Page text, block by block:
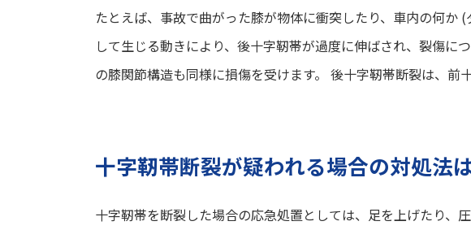
たとえば、事故で曲がった膝が物体に衝突したり、車内の何か
して生じる動きにより、後十字靭帯が過度に伸ばされ、裂傷に
の膝関節構造も同様に損傷を受けます。 後十字靭帯断裂は、前
十字靭帯断裂が疑われる場合の対処法
十字靭帯を断裂した場合の応急処置としては、足を上げたり、